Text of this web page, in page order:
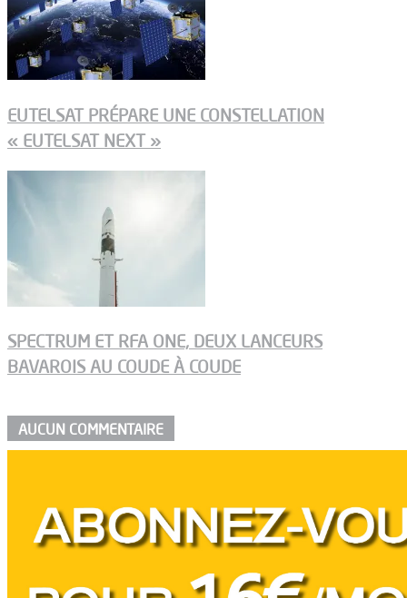
EUTELSAT PRÉPARE UNE CONSTELLATION
« EUTELSAT NEXT »
SPECTRUM ET RFA ONE, DEUX LANCEURS
BAVAROIS AU COUDE À COUDE
AUCUN COMMENTAIRE